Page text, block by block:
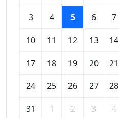
3 4 5 6 7
10 11 12 13 14
17 18 19 20 21
24 25 26 27 28
31 1 2 3 4